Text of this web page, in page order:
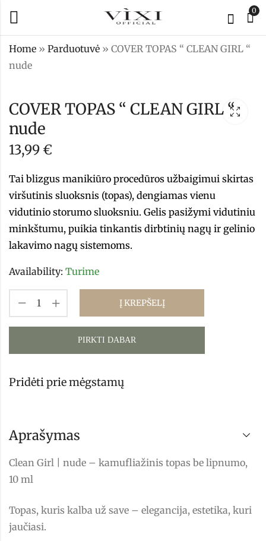
0
Home » Parduotuvė » COVER TOPAS “ CLEAN GIRL “
nude
Kelly
CLEAN GIRL “ pink
COVER TOPAS “ CLEAN GIRL “
nude
13,99 €
Tai blizgus manikiūro procedūros užbaigimui skirtas
viršutinis sluoksnis (topas), dengiamas vienu
vidutinio storumo sluoksniu. Gelis pasižymi vidutiniu
minkštumu, puikia tinkantis dirbtinių nagų ir gelinio
lakavimo nagų sistemoms.
Availability: Turime
Į KREPŠELĮ
PIRKTI DABAR
Pridėti prie mėgstamų
Aprašymas
Clean Girl | nude – kamufliažinis topas be lipnumo,
10 ml
Topas, kuris kalba už save – elegancija, estetika, kuri
jaučiasi.